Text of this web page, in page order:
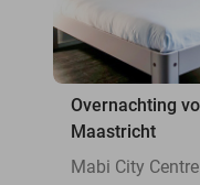
Overnachting
Maastricht
Mabi City Centre